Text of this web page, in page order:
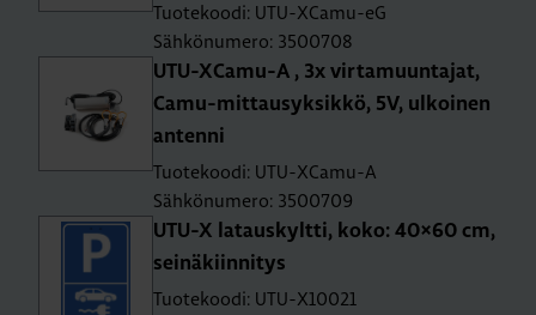
Tuotekoodi: UTU-XCamu-eG
Sähkönumero: 3500708
UTU-XCa­mu-A , 3x vir­ta­muun­ta­jat,
Ca­mu-mit­tausyk­sik­kö, 5V, ul­koi­nen
an­ten­ni
Tuotekoodi: UTU-XCamu-A
Sähkönumero: 3500709
UTU-X la­taus­kylt­ti, koko: 40×60 cm,
sei­nä­kiin­ni­tys
Tuotekoodi: UTU-X10021